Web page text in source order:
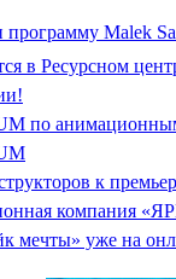
программу Malek
в Ресурсном
по
к
компания
мечты» уже на